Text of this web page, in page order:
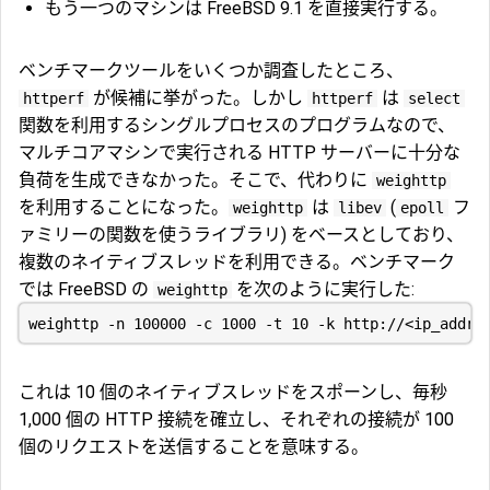
もう一つのマシンは FreeBSD 9.1 を直接実行する。
ベンチマークツールをいくつか調査したところ、
httperf が候補に挙がった。しかし httperf は select
関数を利用するシングルプロセスのプログラムなので、
マルチコアマシンで実行される HTTP サーバーに十分な
負荷を生成できなかった。そこで、代わりに weighttp
を利用することになった。 weighttp は libev ( epoll
フ
ァミリーの関数を使うライブラリ) をベースとしており、
複数のネイティブスレッドを利用できる。ベンチマーク
では FreeBSD の weighttp を次のように実行した:
これは 10 個のネイティブスレッドをスポーンし、毎秒
1,000 個の HTTP 接続を確立し、それぞれの接続が 100
個のリクエストを送信することを意味する。